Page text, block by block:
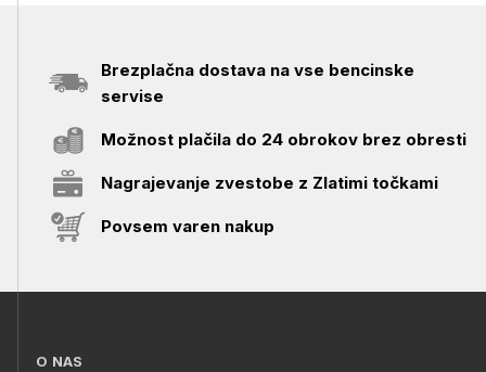
Brezplačna dostava na vse bencinske
servise
Možnost plačila do 24 obrokov brez obresti
Nagrajevanje zvestobe z Zlatimi točkami
Povsem varen nakup
O NAS